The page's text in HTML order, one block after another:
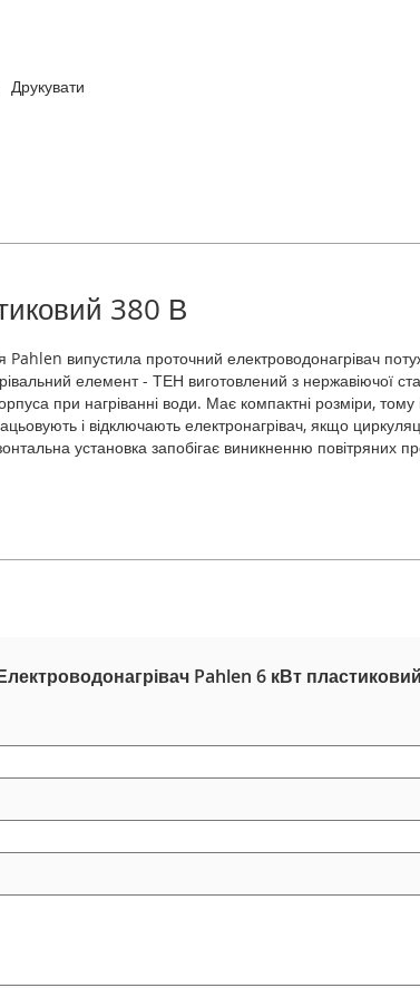
Друкувати
380 В
випустила проточний електроводонагрівач
елемент - ТЕН виготовлений з нержавіючої
при нагріванні води. Має компактні розміри,
і відключають електронагрівач, якщо
установка запобігає виникненню повітряних
Pahlen 6 кВт